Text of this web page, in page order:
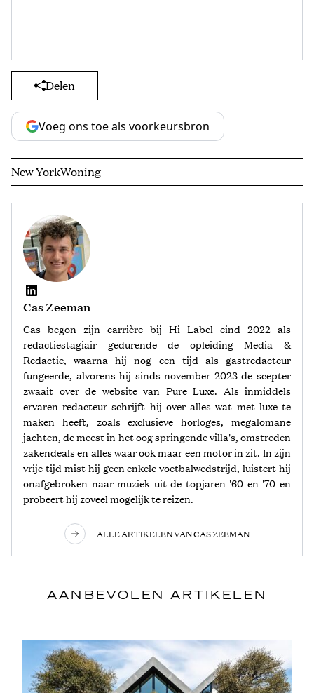
Delen
Voeg ons toe als voorkeursbron
New YorkWoning
Cas Zeeman
Cas begon zijn carrière bij Hi Label eind 2022 als
redactiestagiair gedurende de opleiding Media &
Redactie, waarna hij nog een tijd als gastredacteur
fungeerde, alvorens hij sinds november 2023 de scepter
zwaait over de website van Pure Luxe. Als inmiddels
ervaren redacteur schrijft hij over alles wat met luxe te
maken heeft, zoals exclusieve horloges, megalomane
jachten, de meest in het oog springende villa's, omstreden
zakendeals en alles waar ook maar een motor in zit. In zijn
vrije tijd mist hij geen enkele voetbalwedstrijd, luistert hij
onafgebroken naar muziek uit de topjaren '60 en '70 en
probeert hij zoveel mogelijk te reizen.
ALLE ARTIKELEN VAN CAS ZEEMAN
AANBEVOLEN ARTIKELEN